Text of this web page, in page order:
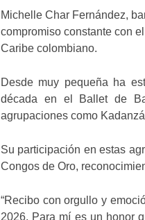
Michelle Char Fernández,
compromiso constante con
Caribe colombiano.
Desde muy pequeña ha
década en el Ballet de
agrupaciones como
Su participación en estas
Congos de Oro,
“Recibo con orgullo y
2026. Para mí es un honor